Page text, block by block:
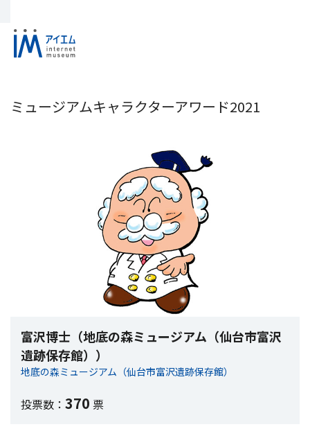
ミュージアムキャラクターアワード2021
富沢博士（地底の森ミュージアム（仙台市富沢
遺跡保存館））
地底の森ミュージアム（仙台市富沢遺跡保存館）
投票数： 370 票